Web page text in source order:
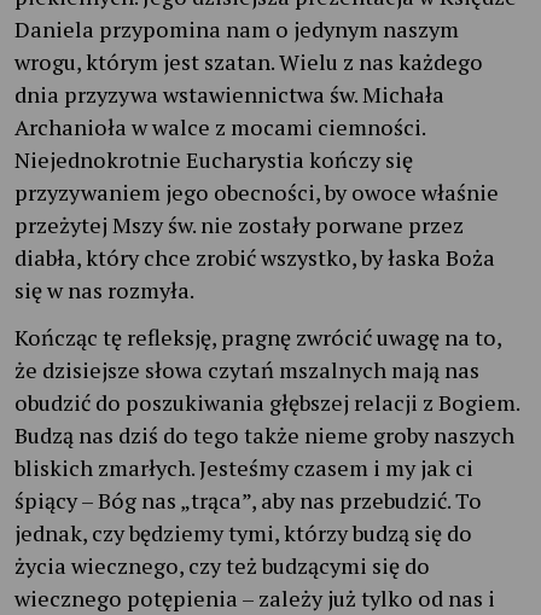
Daniela przypomina nam o jedynym naszym
wrogu, którym jest szatan. Wielu z nas każdego
dnia przyzywa wstawiennictwa św. Michała
Archanioła w walce z mocami ciemności.
Niejednokrotnie Eucharystia kończy się
przyzywaniem jego obecności, by owoce właśnie
przeżytej Mszy św. nie zostały porwane przez
diabła, który chce zrobić wszystko, by łaska Boża
się w nas rozmyła.
Kończąc tę refleksję, pragnę zwrócić uwagę na to,
że dzisiejsze słowa czytań mszalnych mają nas
obudzić do poszukiwania głębszej relacji z Bogiem.
Budzą nas dziś do tego także nieme groby naszych
bliskich zmarłych. Jesteśmy czasem i my jak ci
śpiący – Bóg nas „trąca”, aby nas przebudzić. To
jednak, czy będziemy tymi, którzy budzą się do
życia wiecznego, czy też budzącymi się do
wiecznego potępienia – zależy już tylko od nas i